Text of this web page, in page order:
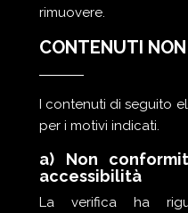
rimuovere.
CONTENUTI
I contenuti di seguito
per i motivi indicati.
a) Non
accessibilità
La verifica ha